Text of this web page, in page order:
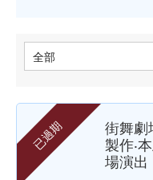
已過期
街舞劇
製作‧
場演出